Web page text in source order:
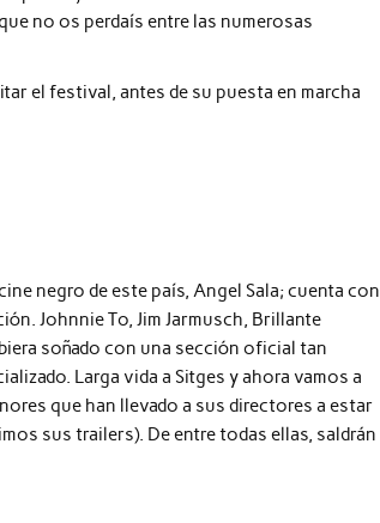
no os perdaís entre las numerosas
el festival, antes de su puesta en marcha
negro de este país, Angel Sala; cuenta con
Johnnie To, Jim Jarmusch, Brillante
soñado con una sección oficial tan
Larga vida a Sitges y ahora vamos a
que han llevado a sus directores a estar
sus trailers). De entre todas ellas, saldrán